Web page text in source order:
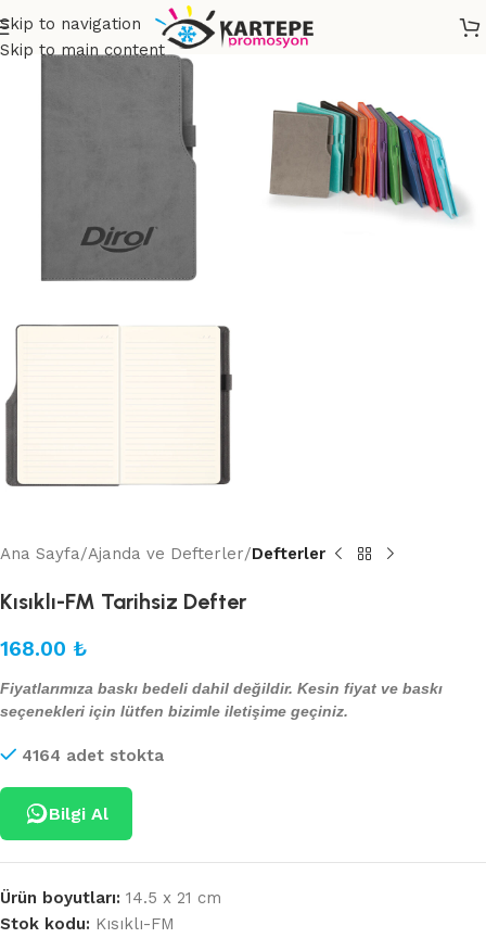
Skip to navigation
Skip to main content
Ana Sayfa Ajanda ve Defterler Defterler
Kısıklı-FM Tarihsiz Defter
168.00 ₺
Fiyatlarımıza baskı bedeli dahil değildir. Kesin fiyat ve baskı
seçenekleri için lütfen bizimle iletişime geçiniz.
4164 adet stokta
Bilgi Al
Ürün boyutları: 14.5 x 21 cm
Stok kodu: Kısıklı-FM